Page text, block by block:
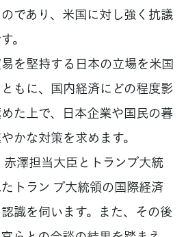
であり、米国に対し強く抗議
。
を堅持する日本の立場を米国
もに、国内経済にどの程度影
た上で、日本企業や国民の暮
かな対策を求めます。
澤担当大臣とトランプ大統
トラン プ大統領の国際経済
識を伺います。また、その後